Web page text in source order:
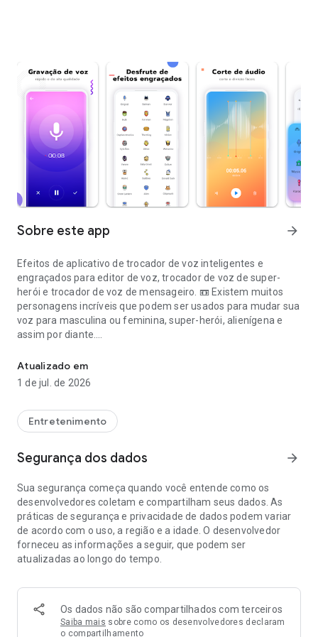
Sobre este app arrow_forward
Efeitos de aplicativo de trocador de voz inteligentes e
engraçados para editor de voz, trocador de voz de super-
herói e trocador de voz de mensageiro. 📼 Existem muitos
personagens incríveis que podem ser usados ​​para mudar sua
voz para masculina ou feminina, super-herói, alienígena e
assim por diante.
☀Características:
📼Gravador de voz:
onde for possível.
qualquer arquivo de áudio.
📼Editor de áudio:edite livremente todos os tipos de música
📼Criador de toque: faça você mesmo com eficiência seu
📼Modificador de voz:muitos personagens incríveis para
mudar.
📼Sintonizador de áudio:Você pode usar uma variedade de
cenas interessantes.
📼Messenger Voice Changer:Mudança de voz engraçada
pode ser enviada para seus amigos.
Aplicativo Super Voice Editor:um gravador de áudio que pode
gravar qualquer voz quando e onde for possível. O APP de
gravação de voz não só pode gravar a super voz de sua
preferência, mas também pode ser seu excelente super
Atualizado em
1 de jul. de 2026
Entretenimento
Segurança dos dados arrow_forward
Sua segurança começa quando você entende como os
desenvolvedores coletam e compartilham seus dados. As
práticas de segurança e privacidade de dados podem variar
de acordo com o uso, a região e a idade. O desenvolvedor
forneceu as informações a seguir, que podem ser
atualizadas ao longo do tempo.
Os dados não são compartilhados com terceiros
Saiba mais sobre como os desenvolvedores declaram
o compartilhamento